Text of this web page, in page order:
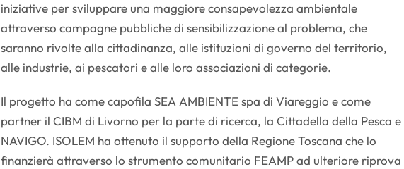
iniziative per sviluppare una maggiore consapevolezza ambientale
attraverso campagne pubbliche di sensibilizzazione al problema, che
saranno rivolte alla cittadinanza, alle istituzioni di governo del territorio,
alle industrie, ai pescatori e alle loro associazioni di categorie.
Il progetto ha come capofila SEA AMBIENTE spa di Viareggio e come
partner il CIBM di Livorno per la parte di ricerca, la Cittadella della Pesca e
NAVIGO. ISOLEM ha ottenuto il supporto della Regione Toscana che lo
finanzierà attraverso lo strumento comunitario FEAMP ad ulteriore riprova